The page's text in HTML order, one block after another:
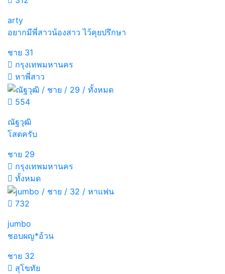
arty
อยากมีพี่สาวน้องสาว ไว้คุยปรึกษา
ชาย 31
กรุงเทพมหานคร
หาพี่สาว
554
ณัฐวุฒิ
โสดครับ
ชาย 29
กรุงเทพมหานคร
ทั้งหมด
732
jumbo
ชอบผญ*อ้วน
ชาย 32
สุโขทัย